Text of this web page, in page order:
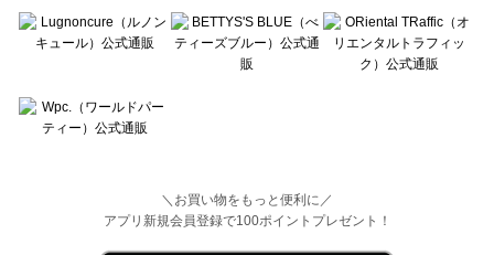
＼お買い物をもっと便利に／
アプリ新規会員登録で100ポイントプレゼント！